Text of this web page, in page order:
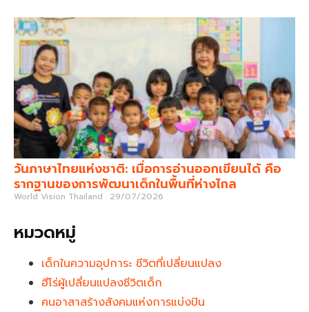
วันภาษาไทยแห่งชาติ: เมื่อการอ่านออกเขียนได้ คือ
รากฐานของการพัฒนาเด็กในพื้นที่ห่างไกล
World Vision Thailand 29/07/2026
หมวดหมู่
เด็กในความอุปการะ ชีวิตที่เปลี่ยนแปลง
ฮีโร่ผู้เปลี่ยนแปลงชีวิตเด็ก
คนอาสาสร้างสังคมแห่งการแบ่งปัน